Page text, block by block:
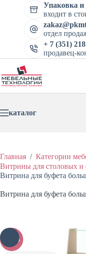
составляла
15791 ₽.
12633 ₽.
Упаковка и
входит в
отдел
+ 7 (351)
продавец-
каталог
Главная / Категории
Витрины для столовых и
Витрина для буфета
Витрина для буфета
-20%